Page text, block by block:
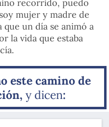
recorrido, puedo
mujer y madre de
que un día se animó a
la vida que estaba
este camino de
y dicen: